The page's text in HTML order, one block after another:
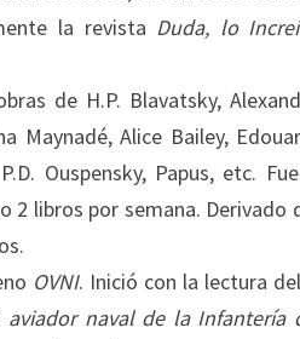
la revista Duda, lo
de H.P. Blavatsky,
Maynadé, Alice Bailey,
Ouspensky, Papus, etc.
2 libros por semana. Derivado
OVNI. Inició con la lectura
aviador naval de la Infantería